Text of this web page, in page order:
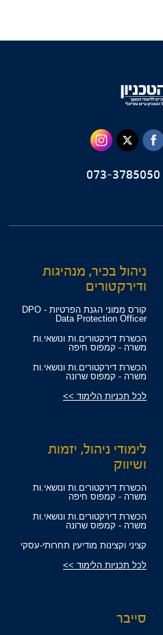
ניהול בכיר, מנהיגות
ודירקטורים
קורס ממוני הגנת הפרטיות - DPO
Data Protection Officer
הכשרת דירקטורים.ות ונושאי.ות
משרה - קמפוס חיפה
הכשרת דירקטורים.ות ונושאי.ות
משרה - קמפוס שרונה
לכל תכניות הלימוד >>
לימודי ניהול, יזמות
ושיווק
הכשרת דירקטורים.ות ונושאי.ות
משרה - קמפוס חיפה
הכשרת דירקטורים.ות ונושאי.ות
משרה - קמפוס שרונה
קציני וקצינות מודיעין תחרותי-עסקי
לכל תכניות הלימוד >>
סייבר